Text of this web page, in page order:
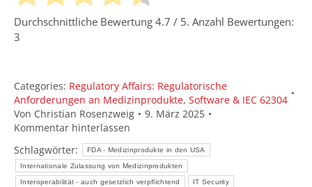
Durchschnittliche Bewertung 4.7 / 5. Anzahl Bewertungen:
3
Categories: Regulatory Affairs: Regulatorische
Anforderungen an Medizinprodukte, Software & IEC 62304
Von Christian Rosenzweig
9. März 2025
Kommentar hinterlassen
Schlagwörter:
FDA - Medizinprodukte in den USA
Internationale Zulassung von Medizinprodukten
Interoperabilität - auch gesetzlich verpflichtend IT Security